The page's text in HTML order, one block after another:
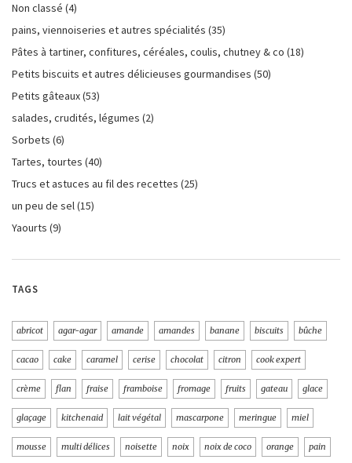
Non classé (4)
pains, viennoiseries et autres spécialités (35)
Pâtes à tartiner, confitures, céréales, coulis, chutney & co (18)
Petits biscuits et autres délicieuses gourmandises (50)
Petits gâteaux(53)
salades, crudités, légumes (2)
Sorbets (6)
Tartes, tourtes (40)
Trucs et astuces au fil des recettes (25)
un peu de sel(15)
Yaourts (9)
TAGS
abricot agar-agar amande amandes banane biscuits bûche
cacao cake caramel cerise chocolat citron cook expert
crème flan fraise framboise fromage fruits gateau glace
glaçage kitchenaid lait végétal mascarpone meringue miel
mousse multi délices noisette noix noix de coco orange pain